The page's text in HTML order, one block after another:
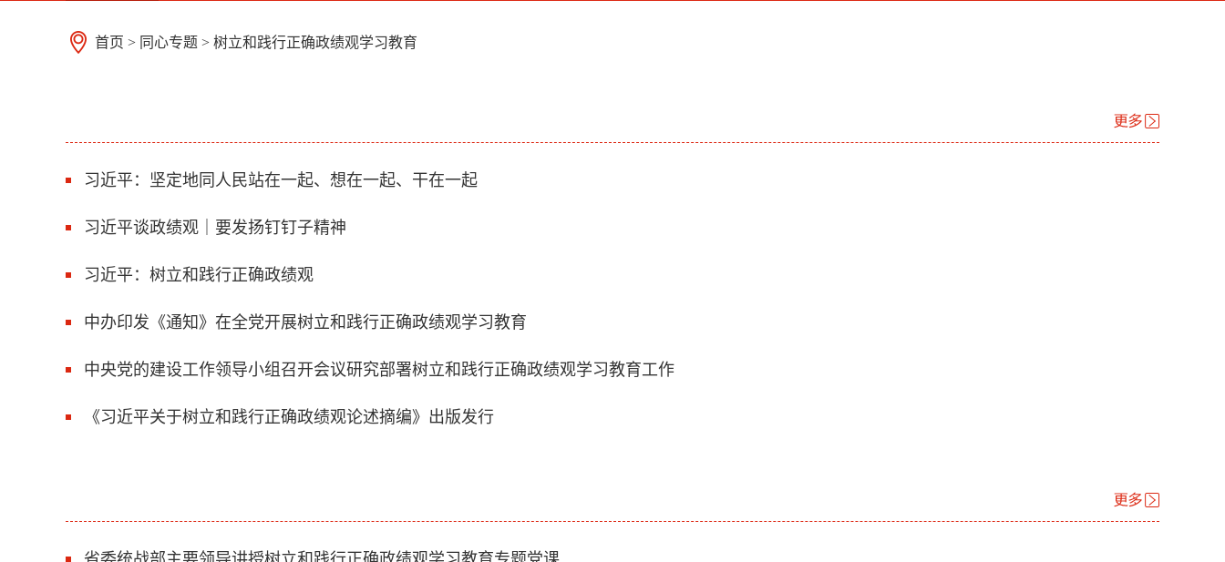
首页 > 同心专题 > 树立和践行正确政绩观学习教育
习近平：坚定地同人民站在一起、想在一起、干在一起
习近平谈政绩观｜要发扬钉钉子精神
习近平：树立和践行正确政绩观
中办印发《通知》在全党开展树立和践行正确政绩观学习教育
中央党的建设工作领导小组召开会议研究部署树立和践行正确政绩观学习教育工作
《习近平关于树立和践行正确政绩观论述摘编》出版发行